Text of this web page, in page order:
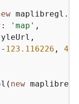
: 'map'
123.116226 ,
new